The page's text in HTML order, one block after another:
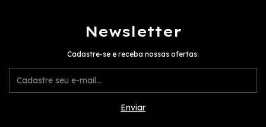
Newsletter
Cadastre-se e receba nossas ofertas.